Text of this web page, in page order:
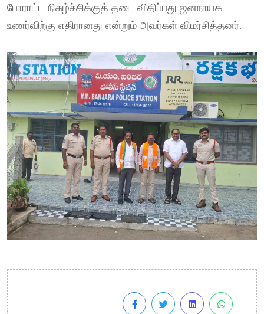
போராட்ட நிகழ்ச்சிக்குத் தடை விதிப்பது ஜனநாயக
உணர்விற்கு எதிரானது என்றும் அவர்கள் விமர்சித்தனர்.